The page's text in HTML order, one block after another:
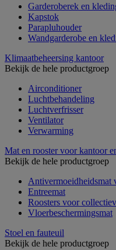
Garderoberek en
Kapstok
Parapluhouder
Wandgarderobe en
Klimaatbeheersing kantoor
Bekijk de hele productgroep
Airconditioner
Luchtbehandeling
Luchtverfrisser
Ventilator
Verwarming
Mat en rooster voor kantoor
Bekijk de hele productgroep
Antivermoeidheidsmat
Entreemat
Roosters voor
Vloerbeschermingsmat
Stoel en fauteuil
Bekijk de hele productgroep